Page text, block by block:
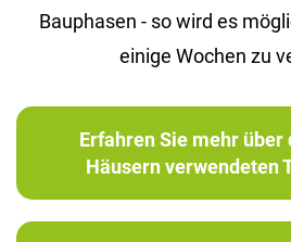
Bauphasen - so wird es
einige Wochen zu
Erfahren Sie mehr über
Häusern verwendeten